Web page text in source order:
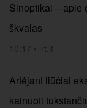
Sinoptikai – apie
škvalas
10:17 • lrt.lt
Artėjant liūčiai
kainuoti